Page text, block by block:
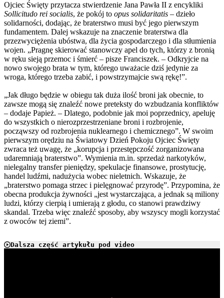
Ojciec Święty przytacza stwierdzenie Jana Pawła II z encykliki
Sollicitudo rei socialis, że pokój to opus solidaritatis – dzieło
solidarności, dodając, że braterstwo musi być jego pierwszym
fundamentem. Dalej wskazuje na znaczenie braterstwa dla
przezwyciężenia ubóstwa, dla życia gospodarczego i dla stłumienia
wojen. „Pragnę skierować stanowczy apel do tych, którzy z bronią
w ręku sieją przemoc i śmierć – pisze Franciszek. – Odkryjcie na
nowo swojego brata w tym, którego uważacie dziś jedynie za
wroga, którego trzeba zabić, i powstrzymajcie swą rękę!”.
„Jak długo będzie w obiegu tak duża ilość broni jak obecnie, to
zawsze mogą się znaleźć nowe preteksty do wzbudzania konfliktów
– dodaje Papież. – Dlatego, podobnie jak moi poprzednicy, apeluję
do wszystkich o nierozprzestrzeniane broni i rozbrojenie,
począwszy od rozbrojenia nuklearnego i chemicznego”. W swoim
pierwszym orędziu na Światowy Dzień Pokoju Ojciec Święty
zwraca też uwagę, że „korupcja i przestępczość zorganizowana
udaremniają braterstwo”. Wymienia m.in. sprzedaż narkotyków,
nielegalny transfer pieniędzy, spekulacje finansowe, prostytucję,
handel ludźmi, nadużycia wobec nieletnich. Wskazuje, że
„braterstwo pomaga strzec i pielęgnować przyrodę”. Przypomina, że
obecna produkcja żywności „jest wystarczająca, a jednak są miliony
ludzi, którzy cierpią i umierają z głodu, co stanowi prawdziwy
skandal. Trzeba więc znaleźć sposoby, aby wszyscy mogli korzystać
z owoców tej ziemi”.
Dalsza część artykułu pod video